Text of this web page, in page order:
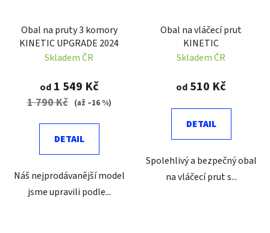
Obal na pruty 3 komory
KINETIC UPGRADE 2024
Skladem ČR
od1 549 Kč
1 790 Kč (až –16 %)
DETAIL
Náš nejprodávanější model
jsme upravili podle...
Obal na vláčecí prut
KINETIC
Skladem ČR
od 510 Kč
DETAIL
Spolehlivý a bezpečný obal
na vláčecí prut s...